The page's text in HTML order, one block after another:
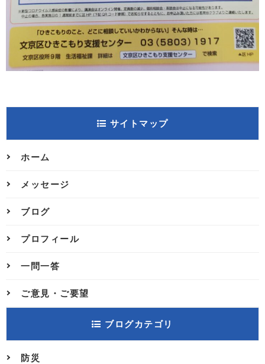
サイトマップ
ホーム
メッセージ
ブログ
プロフィール
一問一答
ご意見・ご要望
ブログカテゴリ
防災